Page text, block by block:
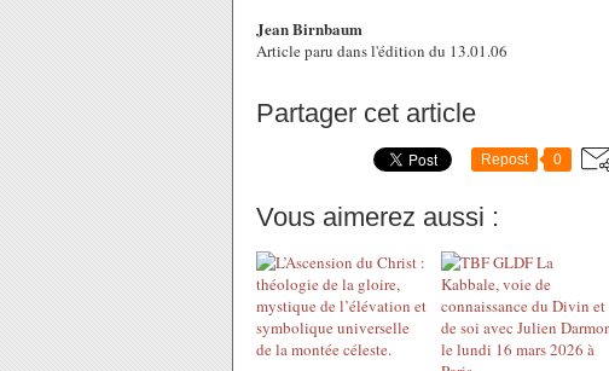
Jean Birnbaum
Article paru dans l'édition du 13.01.06
Partager cet article
Repost 0
Vous aimerez aussi :